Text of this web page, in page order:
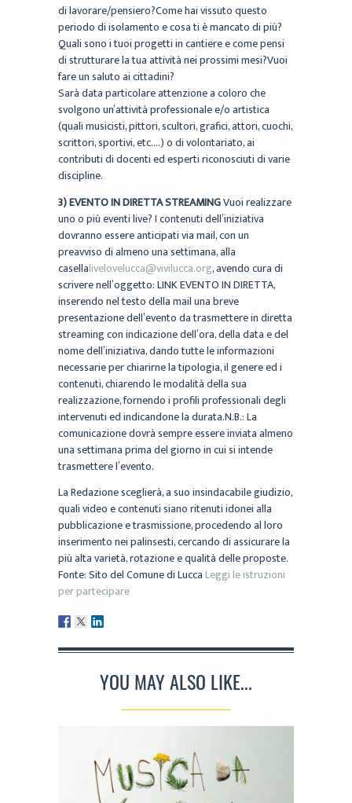
di lavorare/pensiero?Come hai vissuto questo
periodo di isolamento e cosa ti è mancato di più?
Quali sono i tuoi progetti in cantiere e come pensi
di strutturare la tua attività nei prossimi mesi?Vuoi
fare un saluto ai cittadini?
Sarà data particolare attenzione a coloro che
svolgono un’attività professionale e/o artistica
(quali musicisti, pittori, scultori, grafici, attori, cuochi,
scrittori, sportivi, etc….) o di volontariato, ai
contributi di docenti ed esperti riconosciuti di varie
discipline.
3) EVENTO IN DIRETTA STREAMINGVuoi realizzare
uno o più eventi live? I contenuti dell’iniziativa
dovranno essere anticipati via mail, con un
preavviso di almeno una settimana, alla
casellalivelovelucca@vivilucca.org, avendo cura di
scrivere nell’oggetto: LINK EVENTO IN DIRETTA,
inserendo nel testo della mail una breve
presentazione dell’evento da trasmettere in diretta
streaming con indicazione dell’ora, della data e del
nome dell’iniziativa, dando tutte le informazioni
necessarie per chiarirne la tipologia, il genere ed i
contenuti, chiarendo le modalità della sua
realizzazione, fornendo i profili professionali degli
intervenuti ed indicandone la durata.N.B.: La
comunicazione dovrà sempre essere inviata almeno
una settimana prima del giorno in cui si intende
trasmettere l’evento.
La Redazione sceglierà, a suo insindacabile giudizio,
quali video e contenuti siano ritenuti idonei alla
pubblicazione e trasmissione, procedendo al loro
inserimento nei palinsesti, cercando di assicurare la
più alta varietà, rotazione e qualità delle proposte.
Fonte: Sito del Comune di LuccaLeggi le istruzioni
per partecipare
YOU MAY ALSO LIKE...